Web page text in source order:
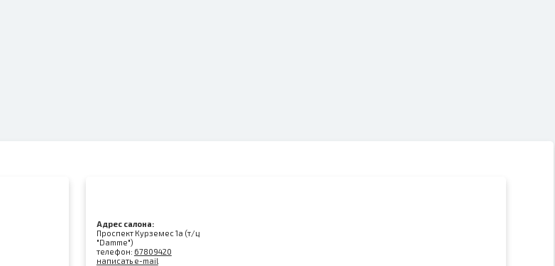
Адрес салона:
Проспект Курземес 1а (т/ц
"Damme")
телефон: 67809420
написать e-mail